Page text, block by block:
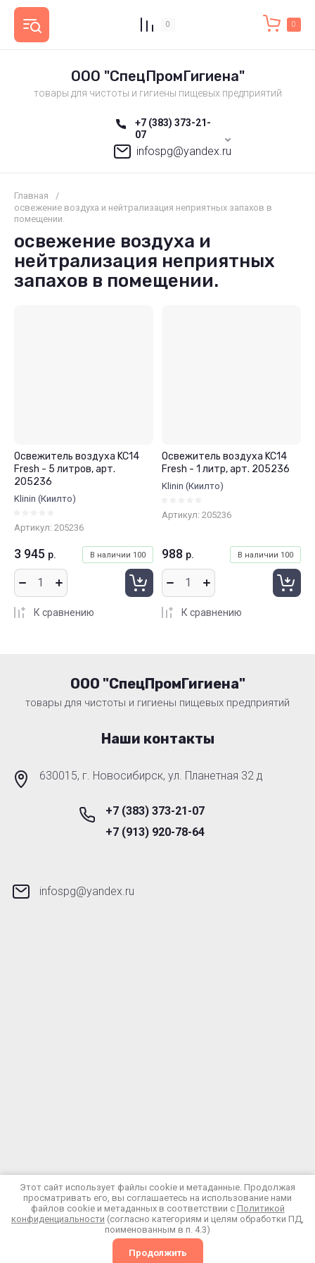
0 0
ООО "СпецПромГигиена"
товары для чистоты и гигиены пищевых предприятий
+7 (383) 373-21-
07
infospg@yandex.ru
Главная
/
освежение воздуха и нейтрализация неприятных запахов в
помещении.
освежение воздуха и
нейтрализация неприятных
запахов в помещении.
Освежитель воздуха KC14
Fresh - 5 литров, арт.
205236
Klinin (Киилто)
Артикул: 205236
В наличии 100
3 945 р.
К сравнению
Освежитель воздуха KC14
Fresh - 1 литр, арт. 205236
Klinin (Киилто)
Артикул: 205236
В наличии 100
988 р.
К сравнению
ООО "СпецПромГигиена"
товары для чистоты и гигиены пищевых предприятий
Наши контакты
630015, г. Новосибирск, ул. Планетная 32 д
+7 (383) 373-21-07
+7 (913) 920-78-64
infospg@yandex.ru
© 2023 - 2026 ООО "СпецПромГигиена"
Политика конфиденциальности
Мегагрупп.ру
Этот сайт использует файлы cookie и метаданные. Продолжая
просматривать его, вы соглашаетесь на использование нами
файлов cookie и метаданных в соответствии с Политикой
конфиденциальности (согласно категориям и целям обработки ПД,
поименованным в п. 4.3)
Продолжить